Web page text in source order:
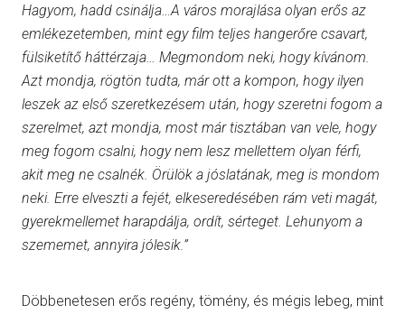
Hagyom, hadd csinálja…A város morajlása olyan erős az
emlékezetemben, mint egy film teljes hangerőre csavart,
fülsiketítő háttérzaja… Megmondom neki, hogy kívánom.
Azt mondja, rögtön tudta, már ott a kompon, hogy ilyen
leszek az első szeretkezésem után, hogy szeretni fogom a
szerelmet, azt mondja, most már tisztában van vele, hogy
meg fogom csalni, hogy nem lesz mellettem olyan férfi,
akit meg ne csalnék. Örülök a jóslatának, meg is mondom
neki. Erre elveszti a fejét, elkeseredésében rám veti magát,
gyerekmellemet harapdálja, ordít, sérteget. Lehunyom a
szememet, annyira jólesik.”
Döbbenetesen erős regény, tömény, és mégis lebeg, mint